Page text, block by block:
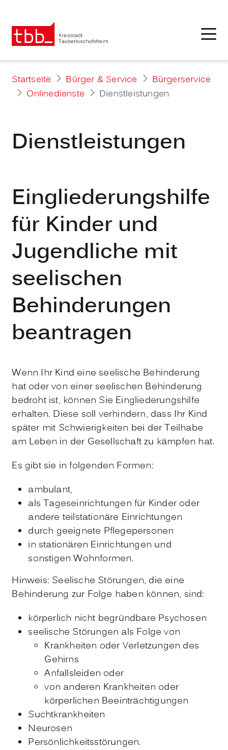
Startseite Bürger & Service
Bürgerservice
Onlinedienste
Dienstleistungen
Dienstleistungen
Eingliederungshilfe
für Kinder und
Jugendliche mit
seelischen
Behinderungen
beantragen
Wenn Ihr Kind eine seelische Behinderung
hat oder von einer seelischen Behinderung
bedroht ist, können Sie Eingliederungshilfe
erhalten. Diese soll verhindern, dass Ihr Kind
später mit Schwierigkeiten bei der Teilhabe
am Leben in der Gesellschaft zu kämpfen hat.
Es gibt sie in folgenden Formen:
ambulant,
als Tageseinrichtungen für Kinder oder
andere teilstationäre Einrichtungen
durch geeignete Pflegepersonen
in stationären Einrichtungen und
sonstigen Wohnformen.
Hinweis: Seelische Störungen, die eine
Behinderung zur Folge haben können, sind:
körperlich nicht begründbare Psychosen
seelische Störungen als Folge von
Krankheiten oder Verletzungen des
Gehirns
Anfallsleiden oder
von anderen Krankheiten oder
körperlichen Beeinträchtigungen
Suchtkrankheiten
Neurosen
Persönlichkeitsstörungen.